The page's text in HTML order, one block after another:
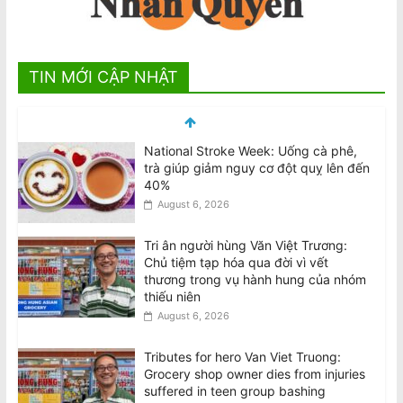
TIN MỚI CẬP NHẬT
National Stroke Week: Uống cà phê,
August 6, 2026
Tri ân người hùng Văn Việt Trương:
Chủ tiệm tạp hóa qua đời vì vết
thiếu niên
August 6, 2026
Tributes for hero Van Viet Truong:
Grocery shop owner dies from injuries
August 6, 2026
BẢN TUYÊN BỐ: Về việc thực hiện